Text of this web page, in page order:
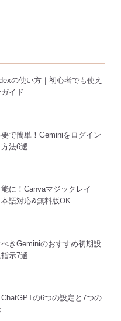
の使い方｜初心者でも使え
イド
で簡単！Geminiをログイン
法6選
に！Canvaマジックレイ
語対応&無料版OK
べきGeminiのおすすめ初期設
示7選
の6つの設定と7つの